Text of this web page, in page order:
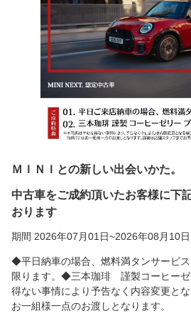
ＭＩＮＩとの新しい出会いかた。
中古車をご成約頂いたお客様に下
おります
期間 2026年07月01日~2026年08月10日
◆平日納車の場合、燃料満タンサービ
限ります。◆三本珈琲 謹製コーヒー
得ない事情により予告なく内容変更と
お一組様一点のお渡しとなります。